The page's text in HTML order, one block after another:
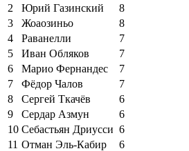
2
Юрий Газинский
8
3
Жоаозиньо
8
4
Раванелли
7
5
Иван Обляков
7
6
Марио Фернандес
7
7
Фёдор Чалов
7
8
Сергей Ткачёв
6
9
Сердар Азмун
6
10 Себастьян Дриусси 6
11 Отман Эль-Кабир
6